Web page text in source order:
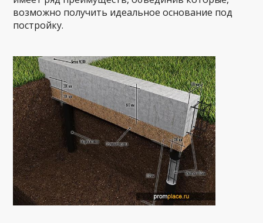
возможно получить идеальное основание под
постройку.